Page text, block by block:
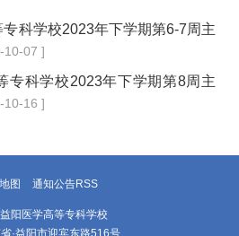
科学校2023年下学期第6-7周主
10-07 ]
专科学校2023年下学期第8周主
10-16 ]
图 通知公告RSS
阳医学高等专科学校
·益阳市迎宾东路516号